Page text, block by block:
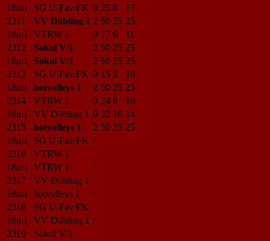
18m1
SG U-Fav/FK 0 25 8
17
2311
VV Döbling 1 2 50 25 25
18m1
VTRW 1 0 17 6
11
2312
Sokol V/1 2 50 25 25
18m1
Sokol V/1 2 50 25 25
2313
SG U-Fav/FK 0 15 5
10
18m1
hotvolleys 1 2 50 25 25
2314
VTRW 1 0 24 8
16
18m1
VV Döbling 1 0 32 18 14
2315
hotvolleys 1 2 50 25 25
18m1
SG U-Fav/FK /
2316
VTRW 1
18m1
VTRW 1
/
2317
VV Döbling 1
18m1
hotvolleys 1
/
2318
SG U-Fav/FK
18m1
VV Döbling 1 /
2319
Sokol V/1